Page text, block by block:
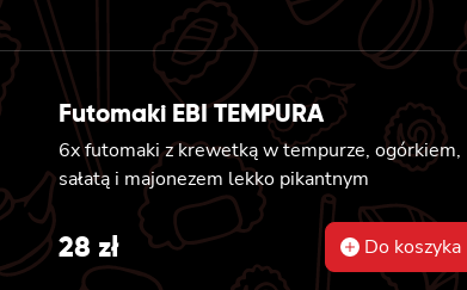
Futomaki EBI TEMPURA
6x futomaki z krewetką w tempurze, ogórkiem,
sałatą i majonezem lekko pikantnym
28 zł Do koszyka